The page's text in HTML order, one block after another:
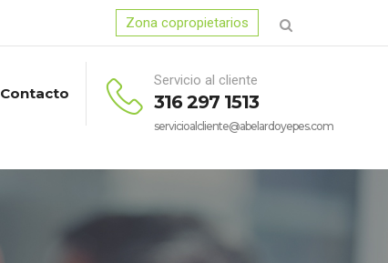
Zona copropietarios
Contacto
Servicio al cliente
316 297 1513
servicioalcliente@abelardoyepes.com